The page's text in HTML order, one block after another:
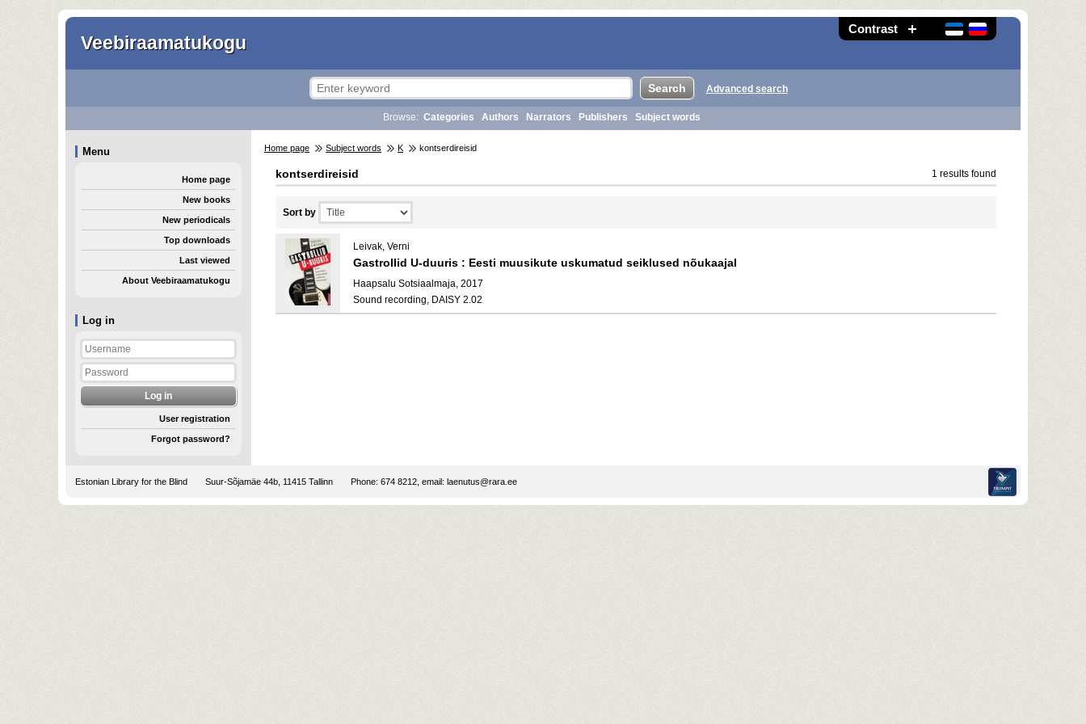
Contrast
Veebiraamatukogu
Log in
User registration
Forgot password?
Advanced search
Browse: Categories Authors Narrators Publishers Subject words
Menu
Home page
New books
New periodicals
Top downloads
Last viewed
About Veebiraamatukogu
Home page Subject words K kontserdireisid
kontserdireisid 1 results found
Sort by
Leivak, Verni
Gastrollid U-duuris : Eesti muusikute uskumatud seiklused nõukaajal
Haapsalu Sotsiaalmaja, 2017
Sound recording, DAISY 2.02
Estonian Library for the Blind Suur-Sõjamäe 44b, 11415 Tallinn Phone: 674 8212, email: laenutus@rara.ee